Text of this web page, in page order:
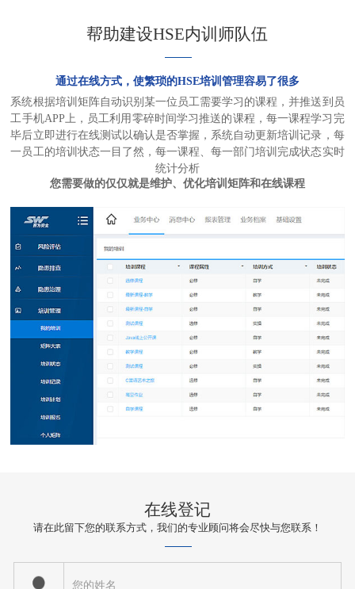
帮助建设HSE内训师队伍
通过在线方式，使繁琐的HSE培训管理容易了很多
系统根据培训矩阵自动识别某一位员工需要学习的课程，并推送到员
工手机APP上，员工利用零碎时间学习推送的课程，每一课程学习完
毕后立即进行在线测试以确认是否掌握，系统自动更新培训记录，每
一员工的培训状态一目了然，每一课程、每一部门培训完成状态实时
统计分析
您需要做的仅仅就是维护、优化培训矩阵和在线课程
在线登记
请在此留下您的联系方式，我们的专业顾问将会尽快与您联系！